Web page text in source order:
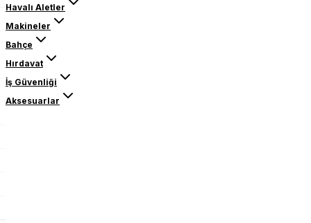
Havalı Aletler
Makineler
Bahçe
Hırdavat
İş Güvenliği
Aksesuarlar